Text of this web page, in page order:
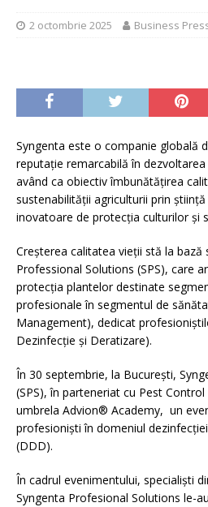
2 octombrie 2025 Business
Syngenta este o companie globală
reputație remarcabilă în
având ca obiectiv îmbunătățirea
sustenabilității agriculturii prin
inovatoare de protecția culturilor și
Creșterea calitatea vieții stă la bază
Professional Solutions (SPS), care
protecția plantelor destinate
profesionale în segmentul de
Management), dedicat
Dezinfecție și Deratizare).
În 30 septembrie, la București,
(SPS), în parteneriat cu Pest
umbrela Advion® Academy, un
profesioniști în domeniul
(DDD).
În cadrul evenimentului, specialiști
Syngenta Profesional Solutions le-